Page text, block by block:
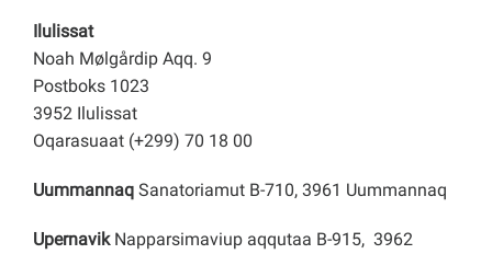
Ilulissat
Noah Mølgårdip Aqq. 9
Postboks 1023
3952 Ilulissat
Oqarasuaat (+299) 70 18 00
Uummannaq Sanatoriamut B-710, 3961 Uummannaq
Upernavik Napparsimaviup aqqutaa B-915, 3962